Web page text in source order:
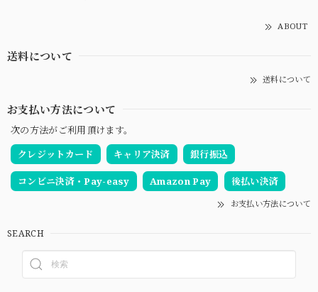
ABOUT
送料について
送料について
お支払い方法について
次の方法がご利用頂けます。
クレジットカード
キャリア決済 銀行振込
コンビニ決済・Pay-easy Amazon Pay 後払い決済
お支払い方法について
SEARCH